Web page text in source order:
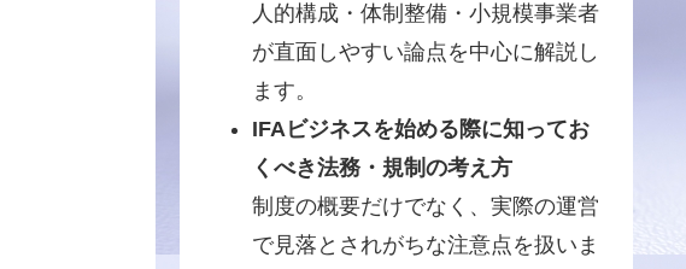
人的構成・体制整備・小規模事業者
が直面しやすい論点を中心に解説し
ます。
IFAビジネスを始める際に知ってお
くべき法務・規制の考え方
制度の概要だけでなく、実際の運営
で見落とされがちな注意点を扱いま